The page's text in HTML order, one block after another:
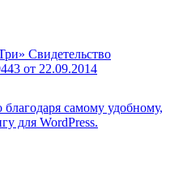
Свидетельство
от 22.09.2014
самому удобному,
для WordPress.